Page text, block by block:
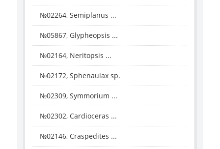
№02264, Semiplanus ...
№05867, Glypheopsis ...
№02164, Neritopsis ...
№02172, Sphenaulax sp.
№02309, Symmorium ...
№02302, Cardioceras ...
№02146, Craspedites ...